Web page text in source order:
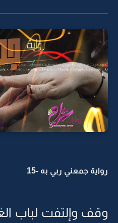
رواية جمعني ربي به -15
وقف وإلتفت لباب